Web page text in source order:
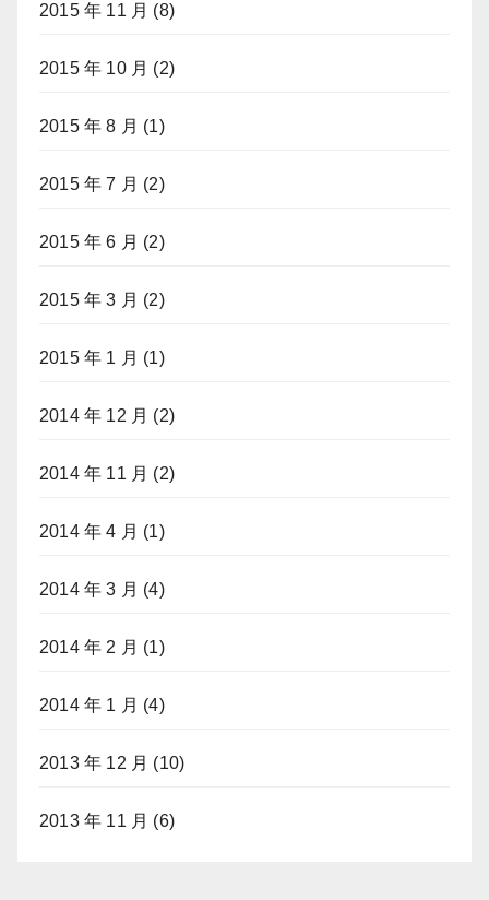
2015 年 11 月 (8)
2015 年 10 月 (2)
2015 年 8 月 (1)
2015 年 7 月 (2)
2015 年 6 月 (2)
2015 年 3 月 (2)
2015 年 1 月 (1)
2014 年 12 月 (2)
2014 年 11 月 (2)
2014 年 4 月 (1)
2014 年 3 月 (4)
2014 年 2 月 (1)
2014 年 1 月 (4)
2013 年 12 月 (10)
2013 年 11 月 (6)